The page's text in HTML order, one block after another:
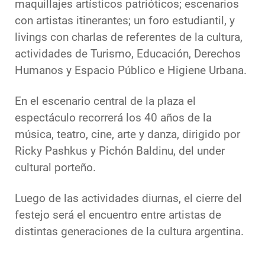
maquillajes artísticos patrióticos; escenarios
con artistas itinerantes; un foro estudiantil, y
livings con charlas de referentes de la cultura,
actividades de Turismo, Educación, Derechos
Humanos y Espacio Público e Higiene Urbana.
En el escenario central de la plaza el
espectáculo recorrerá los 40 años de la
música, teatro, cine, arte y danza, dirigido por
Ricky Pashkus y Pichón Baldinu, del under
cultural porteño.
Luego de las actividades diurnas, el cierre del
festejo será el encuentro entre artistas de
distintas generaciones de la cultura argentina.